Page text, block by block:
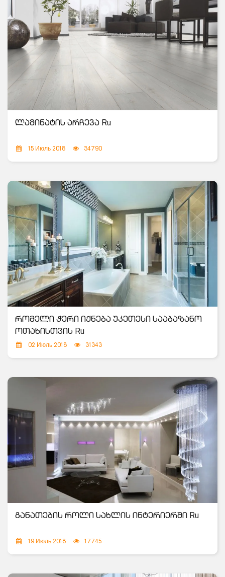
ლამინატის არჩევა Ru
15 Июль 2018 34790
რომელი ჭერი იქნება უკეთესი სააბაზანო
ოთახისთვის Ru
02 Июль 2018 31343
განათების როლი სახლის ინტერიერში Ru
19 Июль 2018 17745